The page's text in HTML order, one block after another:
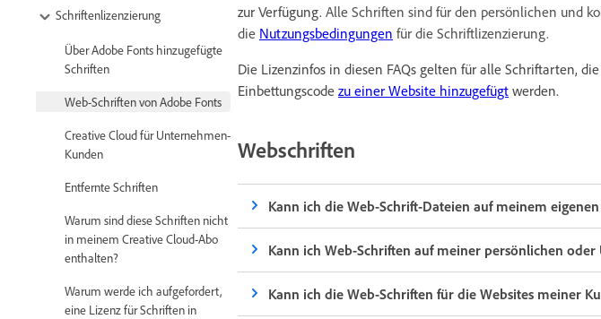
Schriftenlizenzierung
Über Adobe Fonts hinzugefügte
Schriften
Web-Schriften von Adobe Fonts
Creative Cloud für Unternehmen-
Kunden
Entfernte Schriften
Warum sind diese Schriften nicht
in meinem Creative Cloud-Abo
enthalten?
Warum werde ich aufgefordert,
eine Lizenz für Schriften in
zur Verfügung. Alle Schriften sind für den persönlichen und
die Nutzungsbedingungen für die Schriftlizenzierung.
Die Lizenzinfos in diesen FAQs gelten für alle Schriftarten,
Einbettungscode zu einer Website hinzugefügt werden.
Webschriften
Kann ich die Web-Schrift-Dateien auf meinem
Kann ich Web-Schriften auf meiner persönlichen
Kann ich die Web-Schriften für die Websites meiner